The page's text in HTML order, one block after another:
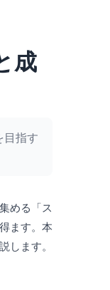
成
目指す
める「ス
ます。本
します。